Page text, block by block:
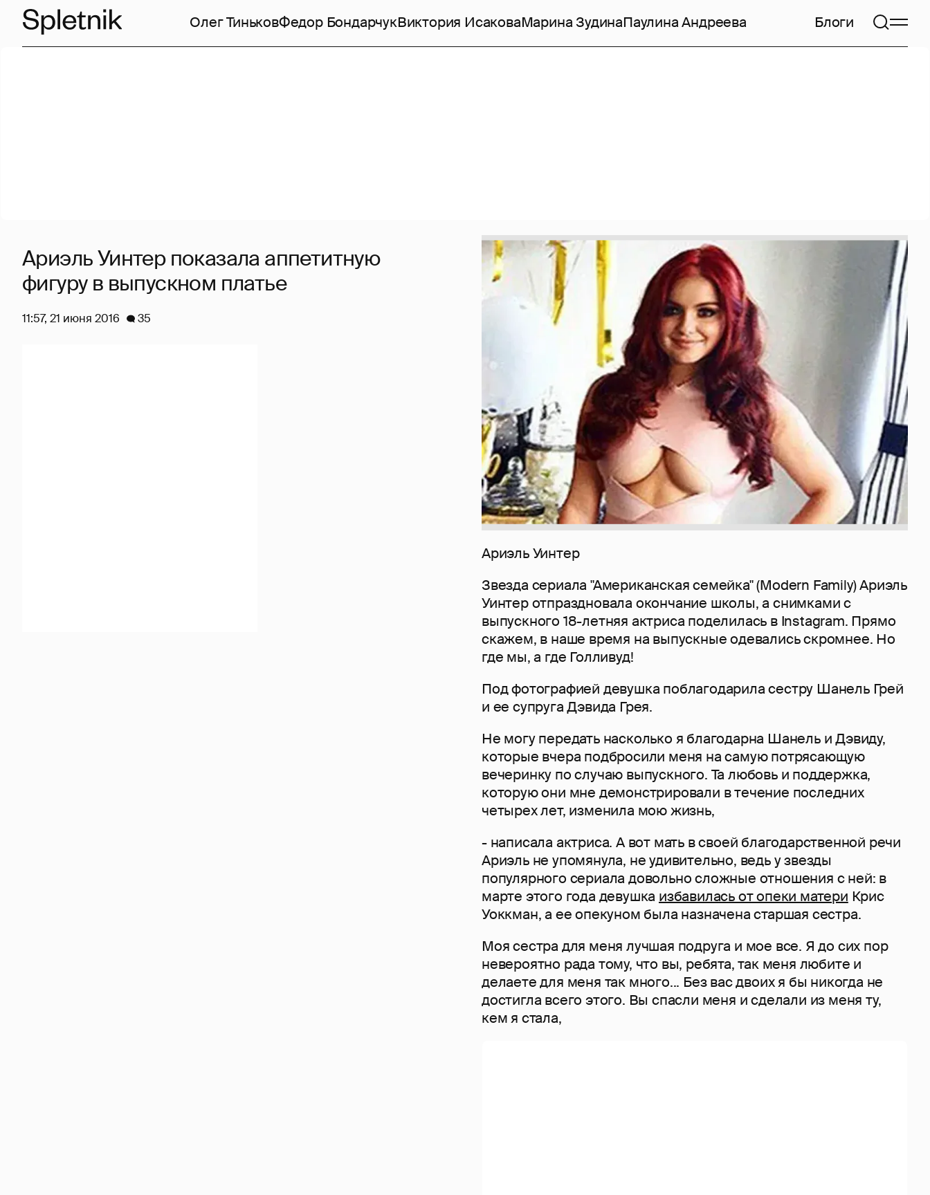
Олег ТиньковФедор БондарчукВиктория ИсаковаМарина ЗудинаПаулина Андреева Блоги
Ариэль Уинтер
Звезда сериала "Американская семейка" (Modern Family) Ариэль
Уинтер отпраздновала окончание школы, а снимками с
выпускного 18-летняя актриса поделилась в Instagram. Прямо
скажем, в наше время на выпускные одевались скромнее. Но
где мы, а где Голливуд!
Под фотографией девушка поблагодарила сестру Шанель Грей
и ее супруга Дэвида Грея.
Не могу передать насколько я благодарна Шанель и Дэвиду,
которые вчера подбросили меня на самую потрясающую
вечеринку по случаю выпускного. Та любовь и поддержка,
которую они мне демонстрировали в течение последних
четырех лет, изменила мою жизнь,
- написала актриса. А вот мать в своей благодарственной речи
Ариэль не упомянула, не удивительно, ведь у звезды
популярного сериала довольно сложные отношения с ней: в
марте этого года девушка избавилась от опеки матери Крис
Уоккман, а ее опекуном была назначена старшая сестра.
Моя сестра для меня лучшая подруга и мое все. Я до сих пор
невероятно рада тому, что вы, ребята, так меня любите и
делаете для меня так много... Без вас двоих я бы никогда не
достигла всего этого. Вы спасли меня и сделали из меня ту,
кем я стала,
Ариэль Уинтер показала аппетитную
фигуру в выпускном платье
11:57, 21 июня 2016 35